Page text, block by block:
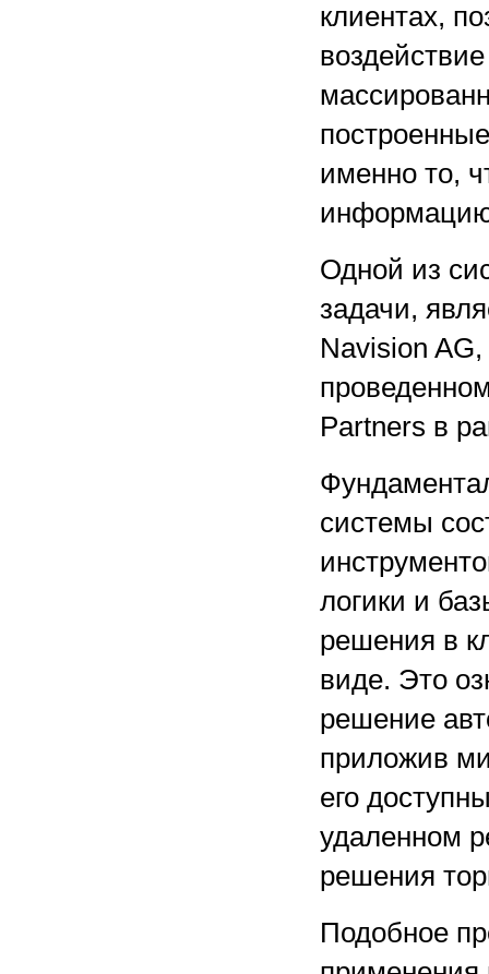
клиентах,
именно то,
информацию
Одной из
задачи,
Navision
Partners в
системы
логики и
решения в
виде. Это
решение
приложив
его
удаленном
решения
Подобное